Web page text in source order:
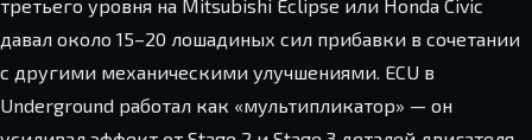
третьего уровня на Mitsubishi Eclipse или Honda Civic
давал около 15–20 лошадиных сил прибавки в сочетании
с другими механическими улучшениями. ECU в
Underground работал как «мультипликатор» — он